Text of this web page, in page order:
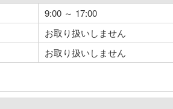
9:00 ～ 17:00
お取り扱いしません
お取り扱いしません